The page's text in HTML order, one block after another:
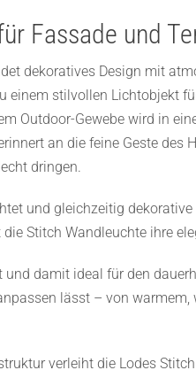
Fassade und
dekoratives Design mit
stilvollen Lichtobjekt
Outdoor-Gewebe wird in
an die feine Geste des
dringen.
und gleichzeitig
Stitch Wandleuchte ihre
damit ideal für den
lässt – von
verleiht die Lodes